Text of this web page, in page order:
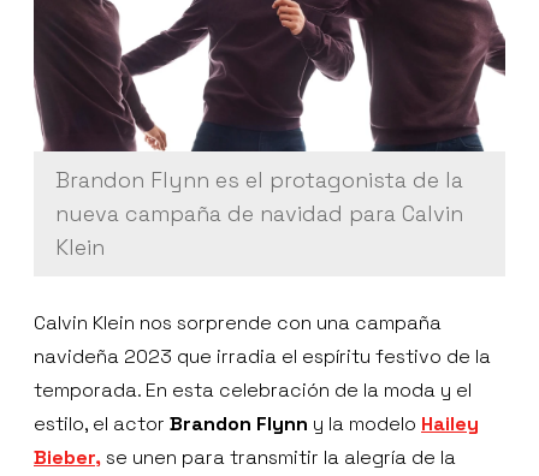
Brandon Flynn es el protagonista de la
nueva campaña de navidad para Calvin
Klein
Calvin Klein nos sorprende con una campaña
navideña 2023 que irradia el espíritu festivo de la
temporada. En esta celebración de la moda y el
estilo, el actor Brandon Flynn y la modelo Hailey
Bieber,se unen para transmitir la alegría de la